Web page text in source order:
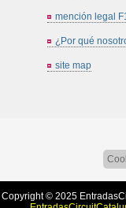
mención legal
¿Por qué
site map
Copyright © 2025